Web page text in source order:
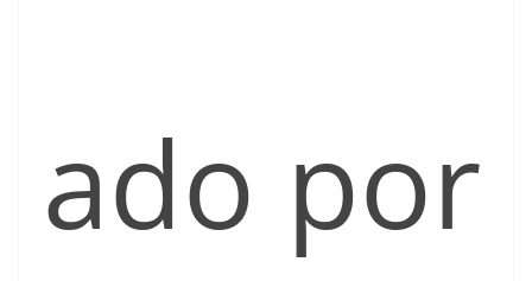
ado por